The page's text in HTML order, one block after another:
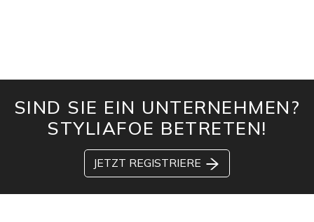
SIND SIE EIN UNTERNEHMEN?
STYLIAFOE BETRETEN!
JETZT REGISTRIERE